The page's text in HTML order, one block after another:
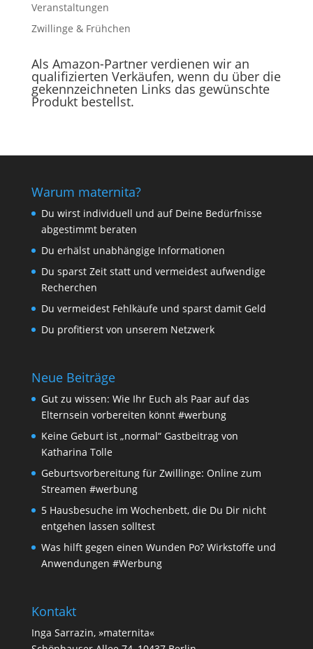
Veranstaltungen
Zwillinge & Frühchen
Als Amazon-Partner verdienen wir an
qualifizierten Verkäufen, wenn du über die
gekennzeichneten Links das gewünschte
Produkt bestellst.
Warum maternita?
Du wirst individuell und auf Deine Bedürfnisse
abgestimmt beraten
Du erhälst unabhängige Informationen
Du sparst Zeit statt und vermeidest aufwendige
Recherchen
Du vermeidest Fehlkäufe und sparst damit Geld
Du profitierst von unserem Netzwerk
Neue Beiträge
Gut zu wissen: Wie Ihr Euch als Paar auf das
Elternsein vorbereiten könnt #werbung
Keine Geburt ist „normal“ Gastbeitrag von
Katharina Tolle
Geburtsvorbereitung für Zwillinge: Online zum
Streamen #werbung
5 Hausbesuche im Wochenbett, die Du Dir nicht
entgehen lassen solltest
Was hilft gegen einen Wunden Po? Wirkstoffe und
Anwendungen #Werbung
Kontakt
Inga Sarrazin, »maternita«